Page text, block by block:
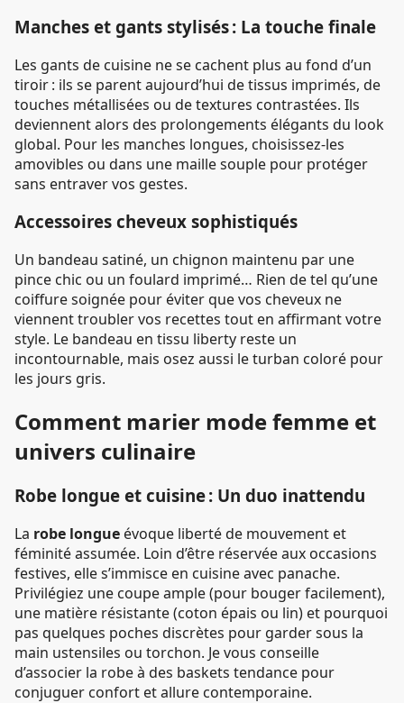
Manches et gants stylisés : La touche finale
Les gants de cuisine ne se cachent plus au fond d’un
tiroir : ils se parent aujourd’hui de tissus imprimés, de
touches métallisées ou de textures contrastées. Ils
deviennent alors des prolongements élégants du look
global. Pour les manches longues, choisissez-les
amovibles ou dans une maille souple pour protéger
sans entraver vos gestes.
Accessoires cheveux sophistiqués
Un bandeau satiné, un chignon maintenu par une
pince chic ou un foulard imprimé… Rien de tel qu’une
coiffure soignée pour éviter que vos cheveux ne
viennent troubler vos recettes tout en affirmant votre
style. Le bandeau en tissu liberty reste un
incontournable, mais osez aussi le turban coloré pour
les jours gris.
Comment marier mode femme et
univers culinaire
Robe longue et cuisine : Un duo inattendu
La robe longue évoque liberté de mouvement et
féminité assumée. Loin d’être réservée aux occasions
festives, elle s’immisce en cuisine avec panache.
Privilégiez une coupe ample (pour bouger facilement),
une matière résistante (coton épais ou lin) et pourquoi
pas quelques poches discrètes pour garder sous la
main ustensiles ou torchon. Je vous conseille
d’associer la robe à des baskets tendance pour
conjuguer confort et allure contemporaine.